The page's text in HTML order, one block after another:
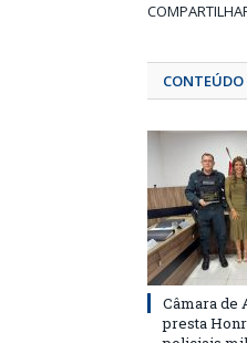
Câmara de
presta